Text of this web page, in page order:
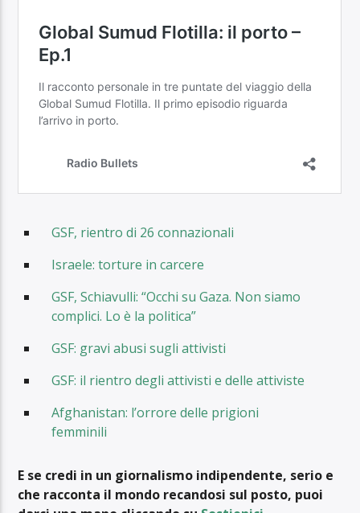
GSF, rientro di 26 connazionali
Israele: torture in carcere
GSF, Schiavulli: “Occhi su Gaza. Non siamo
complici. Lo è la politica”
GSF: gravi abusi sugli attivisti
GSF: il rientro degli attivisti e delle attiviste
Afghanistan: l’orrore delle prigioni
femminili
E se credi in un giornalismo indipendente, serio e
che racconta il mondo recandosi sul posto, puoi